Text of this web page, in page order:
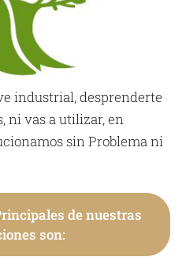
industrial, desprenderte
ni vas a utilizar, en
sin Problema ni
de nuestras
son: